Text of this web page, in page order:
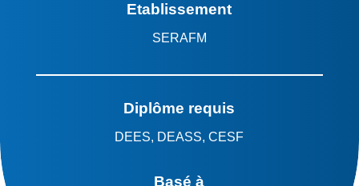
Etablissement
SERAFM
Diplôme requis
DEES, DEASS, CESF
Basé à